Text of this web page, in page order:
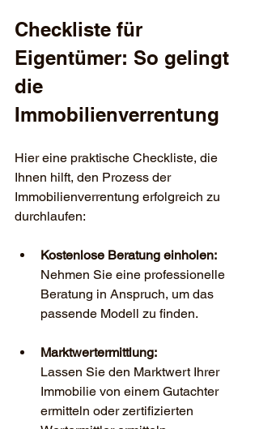
Checkliste für
Eigentümer: So gelingt
die
Immobilienverrentung
Hier eine praktische Checkliste, die
Ihnen hilft, den Prozess der
Immobilienverrentung erfolgreich zu
durchlaufen:
Kostenlose Beratung einholen:
Nehmen Sie eine professionelle
Beratung in Anspruch, um das
passende Modell zu finden.
Marktwertermittlung:
Lassen Sie den Marktwert Ihrer
Immobilie von einem Gutachter
ermitteln oder zertifizierten